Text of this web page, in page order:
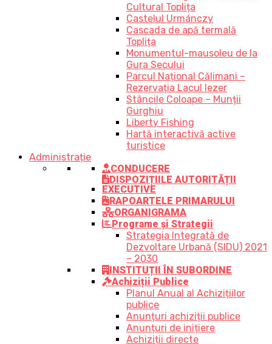
Cultural Toplița
Castelul Urmánczy
Cascada de apă termală
Toplița
Monumentul-mausoleu de la
Gura Secului
Parcul Național Călimani –
Rezervația Lacul Iezer
Stâncile Coloape – Munții
Gurghiu
Liberty Fishing
Hartă interactivă active
turistice
Administrație
CONDUCERE
DISPOZIȚIILE AUTORITĂȚII
EXECUTIVE
RAPOARTELE PRIMARULUI
ORGANIGRAMA
Programe și Strategii
Strategia Integrată de
Dezvoltare Urbană (SIDU) 2021
– 2030
INSTITUȚII ÎN SUBORDINE
Achiziții Publice
Planul Anual al Achizițiilor
publice
Anunțuri achiziții publice
Anunțuri de inițiere
Achiziții directe